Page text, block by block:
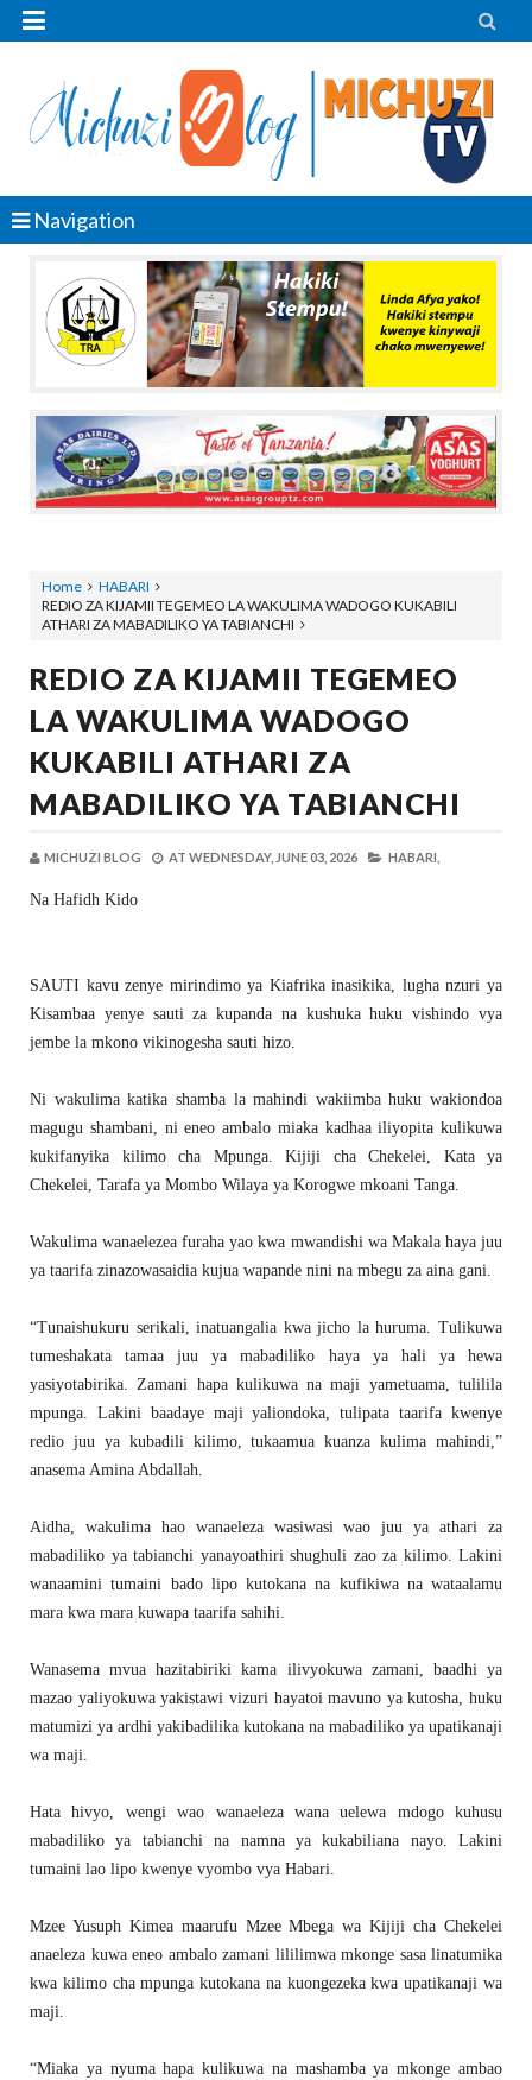
 
Navigation
Home
HABARI
REDIO ZA KIJAMII TEGEMEO LA WAKULIMA WADOGO KUKABILI
ATHARI ZA MABADILIKO YA TABIANCHI
REDIO ZA KIJAMII TEGEMEO
LA WAKULIMA WADOGO
KUKABILI ATHARI ZA
MABADILIKO YA TABIANCHI
MICHUZI BLOG AT WEDNESDAY, JUNE 03, 2026 HABARI,
Na Hafidh Kido
SAUTI kavu zenye mirindimo ya Kiafrika inasikika, lugha nzuri ya
Kisambaa yenye sauti za kupanda na kushuka huku vishindo vya
jembe la mkono vikinogesha sauti hizo.
Ni wakulima katika shamba la mahindi wakiimba huku wakiondoa
magugu shambani, ni eneo ambalo miaka kadhaa iliyopita kulikuwa
kukifanyika kilimo cha Mpunga. Kijiji cha Chekelei, Kata ya
Chekelei, Tarafa ya Mombo Wilaya ya Korogwe mkoani Tanga.
Wakulima wanaelezea furaha yao kwa mwandishi wa Makala haya juu
ya taarifa zinazowasaidia kujua wapande nini na mbegu za aina gani.
“Tunaishukuru serikali, inatuangalia kwa jicho la huruma. Tulikuwa
tumeshakata tamaa juu ya mabadiliko haya ya hali ya hewa
yasiyotabirika. Zamani hapa kulikuwa na maji yametuama, tulilila
mpunga. Lakini baadaye maji yaliondoka, tulipata taarifa kwenye
redio juu ya kubadili kilimo, tukaamua kuanza kulima mahindi,”
anasema Amina Abdallah.
Aidha, wakulima hao wanaeleza wasiwasi wao juu ya athari za
mabadiliko ya tabianchi yanayoathiri shughuli zao za kilimo. Lakini
wanaamini tumaini bado lipo kutokana na kufikiwa na wataalamu
mara kwa mara kuwapa taarifa sahihi.
Wanasema mvua hazitabiriki kama ilivyokuwa zamani, baadhi ya
mazao yaliyokuwa yakistawi vizuri hayatoi mavuno ya kutosha, huku
matumizi ya ardhi yakibadilika kutokana na mabadiliko ya upatikanaji
wa maji.
Hata hivyo, wengi wao wanaeleza wana uelewa mdogo kuhusu
mabadiliko ya tabianchi na namna ya kukabiliana nayo. Lakini
tumaini lao lipo kwenye vyombo vya Habari.
Mzee Yusuph Kimea maarufu Mzee Mbega wa Kijiji cha Chekelei
anaeleza kuwa eneo ambalo zamani lililimwa mkonge sasa linatumika
kwa kilimo cha mpunga kutokana na kuongezeka kwa upatikanaji wa
maji.
“Miaka ya nyuma hapa kulikuwa na mashamba ya mkonge ambao